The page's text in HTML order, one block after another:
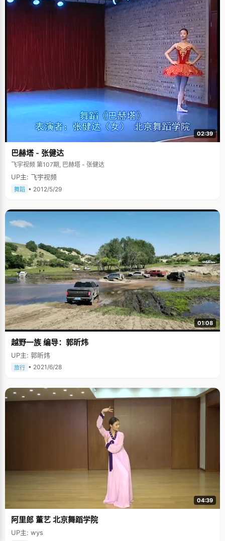
02:39
巴赫塔 - 张健达
飞宇视频 第107期, 巴赫塔 - 张健达
UP主: 飞宇视频
舞蹈 • 2012/5/29
01:08
越野一族 编导：郭昕炜
UP主: 郭昕炜
旅行 • 2021/6/28
04:39
阿里郎 董艺 北京舞蹈学院
UP主: wys